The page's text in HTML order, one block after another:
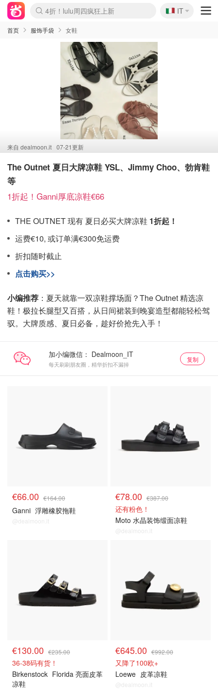
Boticinal 夏促开抢！
4折！lulu周四疯狂上新
速领！Stanley独家85折
Zalando 奥莱闪促！每日更新
🇮🇹
IT
首页 服饰手袋 女鞋
来自 dealmoon.it 07-21更新
The Outnet 夏日大牌凉鞋 YSL、Jimmy Choo、勃肯鞋
等
1折起！Ganni厚底凉鞋€66
THE OUTNET 现有 夏日必买大牌凉鞋 1折起！
运费€10, 或订单满€300免运费
折扣随时截止
点击购买>>
小编推荐 ：夏天就靠一双凉鞋撑场面？The Outnet 精选凉
鞋！极拉长腿型又百搭，从日间裙装到晚宴造型都能轻松驾
驭。大牌质感、夏日必备，趁好价抢先入手！
加小编微信：
每天刷刷朋友圈，精华折扣不漏掉
复制
€66.00 €164.00
Ganni 浮雕橡胶拖鞋
@dealmoon.it
€78.00 €387.00
还有粉色！
Moto 水晶装饰缎面凉鞋
@dealmoon.it
€130.00 €235.00
36-38码有货！
Birkenstock Florida 亮面皮革
凉鞋
€645.00 €992.00
又降了100欧+
Loewe 皮革凉鞋
@dealmoon.it